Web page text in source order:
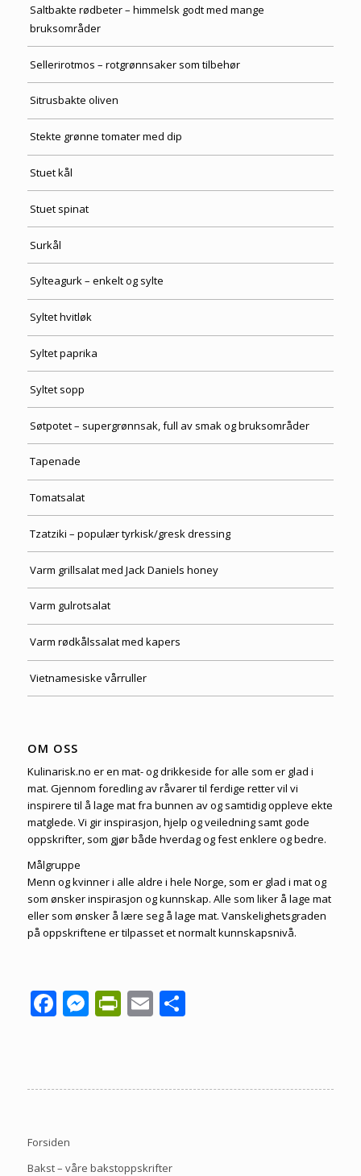
Saltbakte rødbeter – himmelsk godt med mange
bruksområder
Sellerirotmos – rotgrønnsaker som tilbehør
Sitrusbakte oliven
Stekte grønne tomater med dip
Stuet kål
Stuet spinat
Surkål
Sylteagurk – enkelt og sylte
Syltet hvitløk
Syltet paprika
Syltet sopp
Søtpotet – supergrønnsak, full av smak og bruksområder
Tapenade
Tomatsalat
Tzatziki – populær tyrkisk/gresk dressing
Varm grillsalat med Jack Daniels honey
Varm gulrotsalat
Varm rødkålssalat med kapers
Vietnamesiske vårruller
OM OSS
Kulinarisk.no er en mat- og drikkeside for alle som er glad i
mat. Gjennom foredling av råvarer til ferdige retter vil vi
inspirere til å lage mat fra bunnen av og samtidig oppleve ekte
matglede. Vi gir inspirasjon, hjelp og veiledning samt gode
oppskrifter, som gjør både hverdag og fest enklere og bedre.
Målgruppe
Menn og kvinner i alle aldre i hele Norge, som er glad i mat og
som ønsker inspirasjon og kunnskap. Alle som liker å lage mat
eller som ønsker å lære seg å lage mat. Vanskelighetsgraden
på oppskriftene er tilpasset et normalt kunnskapsnivå.
Facebook
Messenger
PrintFriendly
EmailShare
Forsiden
Bakst – våre bakstoppskrifter